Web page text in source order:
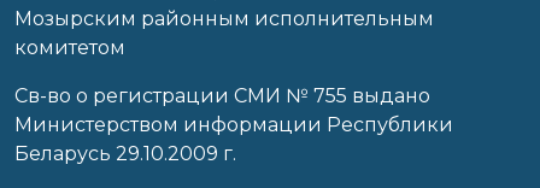
Мозырским районным исполнительным
комитетом
Св-во о регистрации СМИ № 755 выдано
Министерством информации Республики
Беларусь 29.10.2009 г.